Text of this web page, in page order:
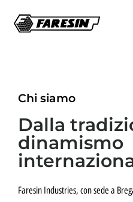
Chi siamo
Dalla
dinamismo
Faresin Industries, con sede a